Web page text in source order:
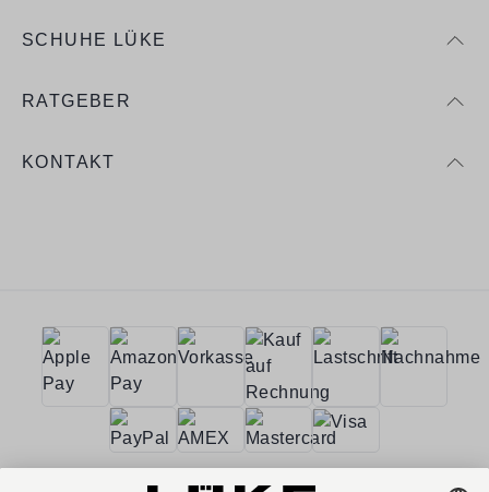
SCHUHE LÜKE
RATGEBER
KONTAKT